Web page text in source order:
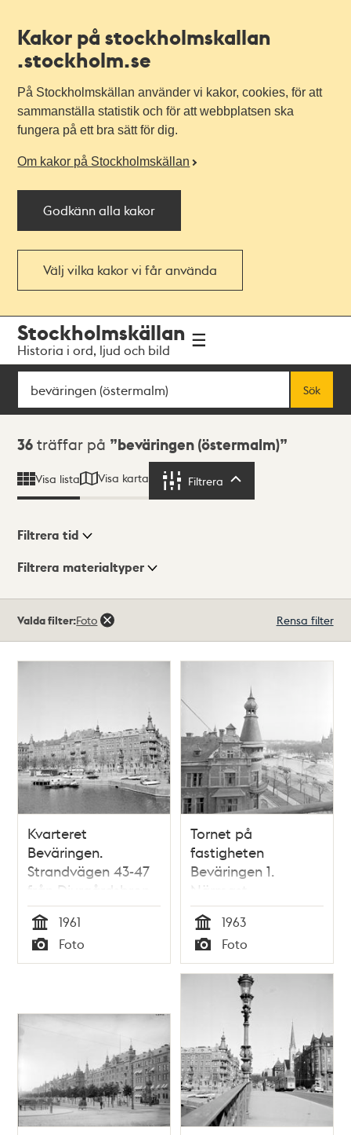
Kakor på stockholmskallan
.stockholm.se
På Stockholmskällan använder vi kakor, cookies, för att
sammanställa statistik och för att webbplatsen ska
fungera på ett bra sätt för dig.
Om kakor på Stockholmskällan
Godkänn alla kakor
Välj vilka kakor vi får använda
navigationen
huvudinnehållet
Stockholmskällan
Historia i ord, ljud och bild
Sök
Sök
Sökresultat
36 träffar på beväringen (östermalm)
Visa lista Visa karta Filtrera
Visningsläge
Filtrera tid
Filtrera materialtyper
träffar
Valda filter:Foto Rensa filter
Kvarteret
Beväringen.
Strandvägen 43-47
från Djurgårdsbron
Tid
1961
Typ
Foto
Tornet på
fastigheten
Beväringen 1.
Närmast
Banérgatan 2 och
Strandvägen t.h.
Tid
1963
Typ
Foto